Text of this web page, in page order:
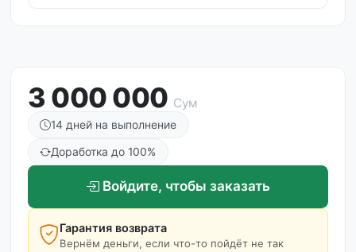
3 000 000 Сум
14 дней на выполнение
Доработка до 100%
Войдите, чтобы заказать
Гарантия возврата
Вернём деньги, если что-то пойдёт не так